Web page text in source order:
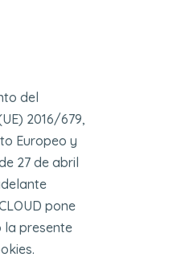
del
2016/679,
Europeo y
27 de abril
pone
la presente